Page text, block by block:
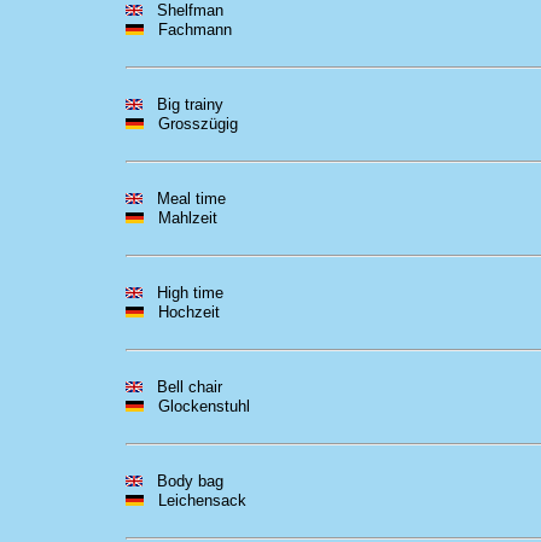
Shelfman
Fachmann
Big trainy
Grosszügig
Meal time
Mahlzeit
High time
Hochzeit
Bell chair
Glockenstuhl
Body bag
Leichensack